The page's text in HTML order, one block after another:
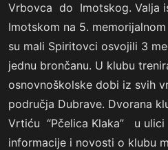
Vrbovca do Imotskog. Valja
Imotskom na 5.
su mali Spiritovci osvojili 3
jednu brončanu. U klubu
osnovnoškolske dobi iz svih
područja Dubrave. Dvorana
Vrtiću “Pčelica Klaka” u
informacije i novosti o klubu